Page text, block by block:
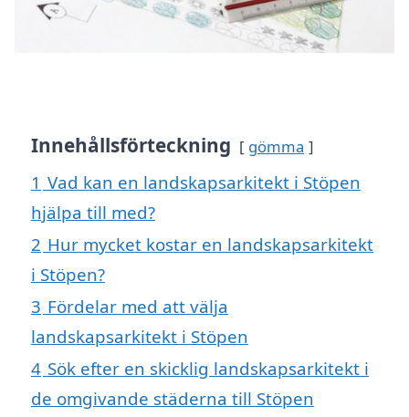
Innehållsförteckning gömma
1 Vad kan en landskapsarkitekt i Stöpen
hjälpa till med?
2 Hur mycket kostar en landskapsarkitekt
i Stöpen?
3 Fördelar med att välja
landskapsarkitekt i Stöpen
4 Sök efter en skicklig landskapsarkitekt i
de omgivande städerna till Stöpen